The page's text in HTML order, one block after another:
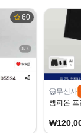
60
무신사
챔피온 프